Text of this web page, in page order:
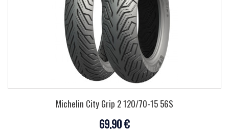
Michelin City Grip 2 120/70-15 56S
69,90 €